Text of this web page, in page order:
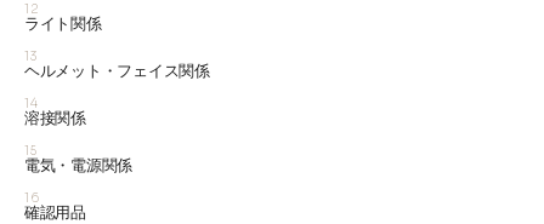
12
ライト関係
13
ヘルメット・フェイス関係
14
溶接関係
15
電気・電源関係
16
確認用品